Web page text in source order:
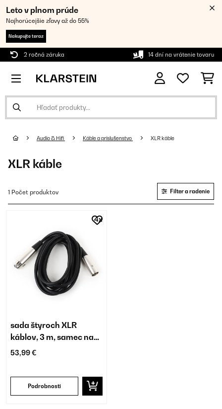
Leto v plnom prúde
Najhorúcejšie zľavy až do 55%
Nakupujte teraz
2 ročná záruka 14 dní na vrátenie tovaru
Audio & Hifi Káble a príslušenstvo XLR káble
XLR káble
1 Počet produktov Filter a radenie
sada štyroch XLR
káblov, 3 m, samec na
samica
53,99 €
Podrobnosti